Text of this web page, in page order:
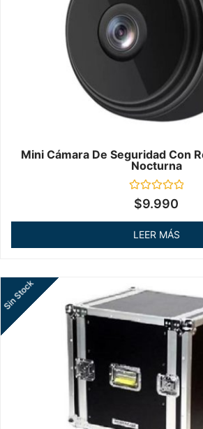
Mini Cámara De Seguridad Con
Nocturna
Valorado
en
de
$9.990
LEER MÁS
Sin Stock